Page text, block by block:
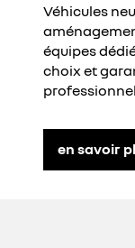
Véhicules
équipes
choix et
en savoir